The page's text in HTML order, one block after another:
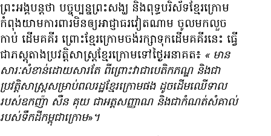
ព្រះអង្គ​បន្ត​ថា បច្ចុប្បន្ន​ព្រះសង្ឃ និង​ពុទ្ធបរិស័ទ​ខ្មែរ​ក្រោម​
កំពុង​យាម​ការពារ​មិន​ឲ្យ​អាជ្ញាធរ​វៀតណាម ចូល​មក​លួច​
កាប់ ដើម​គគីរ ព្រោះ​ខ្មែរ​ក្រោម​ចង់​រក្សា​ទុក​ដើម​គគីរ​នេះ ធ្វើ​
ជា​ភស្តុតាង​ប្រវត្តិសាស្ត្រ​ខ្មែរ​ក្រោម​ទៅ​ថ្ងៃ​អនាគត៖ « មាន​
សារៈសំខាន់​ដោយសារ​តែ ពីព្រោះ​វា​ជា​បេតិកភណ្ឌ និង​ជា​
ប្រវត្តិសាស្ត្រ​សម្រាប់​ពលរដ្ឋ​ខ្មែរ​ក្រោម​ផង ដូច​ដើម​ឈើ​ទាល​
របស់​ឧកញ៉ា សឺន គុយ ជា​អត្តសញ្ញាណ និង​ជា​កំណត់​សំគាល់​
របស់​ទឹក​ដី​កម្ពុជា​ក្រោម»។